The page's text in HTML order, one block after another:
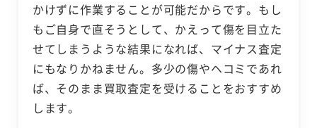
かけずに作業することが可能だからです。もし
もご自身で直そうとして、かえって傷を目立た
せてしまうような結果になれば、マイナス査定
にもなりかねません。多少の傷やヘコミであれ
ば、そのまま買取査定を受けることをおすすめ
します。